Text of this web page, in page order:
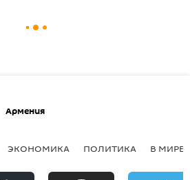
Армения
ЭКОНОМИКА ПОЛИТИКА В МИРЕ